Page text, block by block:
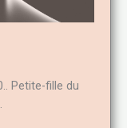
Petite-fille du